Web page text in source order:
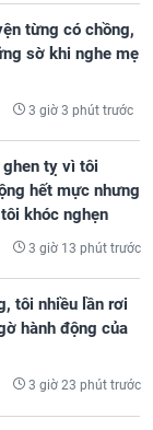
từng có chồng,
sờ khi nghe mẹ
3 giờ 3 phút trước
ghen tỵ vì tôi
hết mực nhưng
khóc nghẹn
3 giờ 13 phút trước
tôi nhiều lần rơi
hành động của
3 giờ 23 phút trước